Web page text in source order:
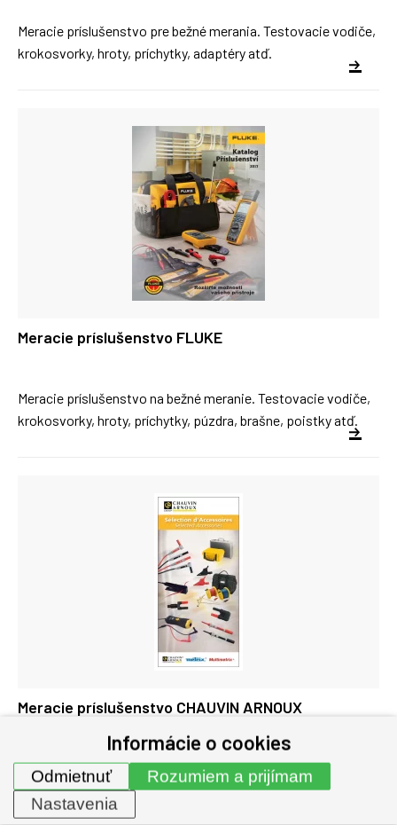
Meracie príslušenstvo pre bežné merania. Testovacie vodiče,
krokosvorky, hroty, príchytky, adaptéry atď.
Meracie príslušenstvo FLUKE
Meracie príslušenstvo na bežné meranie. Testovacie vodiče,
krokosvorky, hroty, príchytky, púzdra, brašne, poistky atď.
Meracie príslušenstvo CHAUVIN ARNOUX
Meracie príslušenstvo na bežné meranie. Testovacie vodiče,
krokosvorky, hroty, príchytky, púzdra, brašne, poistky atď.
Informácie o cookies
Rozumiem a prijímam
Odmietnuť
Nastavenia